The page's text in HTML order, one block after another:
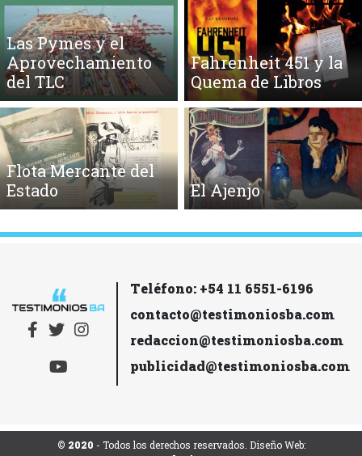
Las Pymes y el
Aprovechamiento
del TLC
Fahrenheit 451 y la
Quema de Libros
Flota Mercante del
Estado
El Ajenjo
Teléfono: +54 11 6551-6196
contacto@testimoniosba.com
redaccion@testimoniosba.com
publicidad@testimoniosba.com
© 2020 - Todos los derechos reservados. Diseño Web: